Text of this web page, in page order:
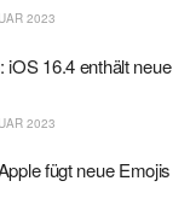
2023
iOS 16.4 enthält neue
2023
fügt neue Emojis